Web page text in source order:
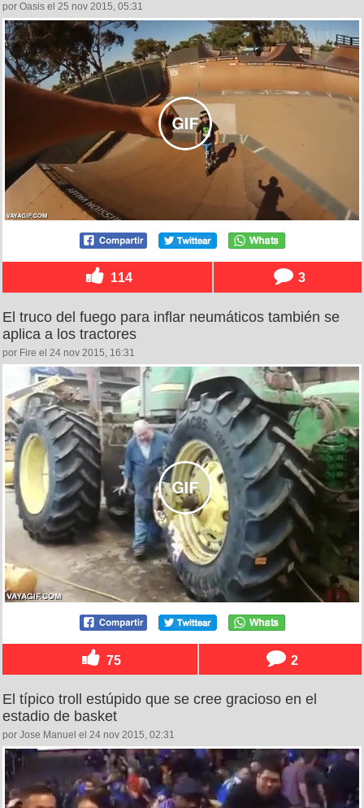
por Oasis el 25 nov 2015, 05:31
114 3
El truco del fuego para inflar neumáticos también se
aplica a los tractores
por Fire el 24 nov 2015, 16:31
75 2
El típico troll estúpido que se cree gracioso en el
estadio de basket
por Jose Manuel el 24 nov 2015, 02:31